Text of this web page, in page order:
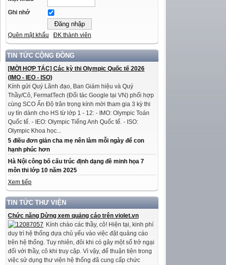
Ghi nhớ
Quên mật khẩu ĐK thành viên
TIN TỨC CỘNG ĐỒNG
[MỜI HỢP TÁC] Các kỳ thi Olympic Quốc tế 2026
(IMO - IEO - ISO)
Kính gửi Quý Lãnh đạo, Ban Giám hiệu và Quý
Thầy/Cô, FermatTech (Đối tác Google tại VN) phối hợp
cùng SCO Ấn Độ trân trọng kính mời tham gia 3 kỳ thi
uy tín dành cho HS từ lớp 1 - 12: - IMO: Olympic Toán
Quốc tế. - IEO: Olympic Tiếng Anh Quốc tế. - ISO:
Olympic Khoa học...
5 điều đơn giản cha mẹ nên làm mỗi ngày để con
hạnh phúc hơn
Hà Nội công bố cấu trúc định dạng đề minh họa 7
môn thi lớp 10 năm 2025
Xem tiếp
TIN TỨC THƯ VIỆN
Chức năng Dừng xem quảng cáo trên violet.vn
Kính chào các thầy, cô! Hiện tại, kinh phí
duy trì hệ thống dựa chủ yếu vào việc đặt quảng cáo
trên hệ thống. Tuy nhiên, đôi khi có gây một số trở ngại
đối với thầy, cô khi truy cập. Vì vậy, để thuận tiện trong
việc sử dụng thư viện hệ thống đã cung cấp chức